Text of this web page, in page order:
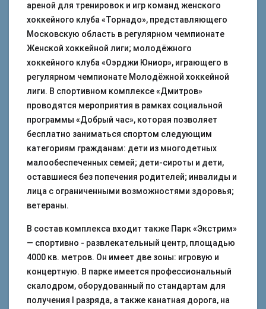
ареной для тренировок и игр команд женского
хоккейного клуба «Торнадо», представляющего
Московскую область в регулярном чемпионате
Женской хоккейной лиги; молодёжного
хоккейного клуба «Оэрджи Юниор», играющего в
регулярном чемпионате Молодёжной хоккейной
лиги. В спортивном комплексе «Дмитров»
проводятся мероприятия в рамках социальной
программы «Добрый час», которая позволяет
бесплатно заниматься спортом следующим
категориям гражданам: дети из многодетных
малообеспеченных семей; дети-сироты и дети,
оставшиеся без попечения родителей; инвалиды и
лица с ограниченными возможностями здоровья;
ветераны.
В состав комплекса входит также Парк «Экстрим»
— спортивно - развлекательный центр, площадью
4000 кв. метров. Он имеет две зоны: игровую и
концертную. В парке имеется профессиональный
скалодром, оборудованный по стандартам для
получения I разряда, а также канатная дорога, на